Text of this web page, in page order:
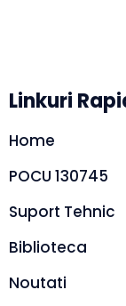
Linkuri
Home
POCU 130745
Suport Tehnic
Biblioteca
Noutati